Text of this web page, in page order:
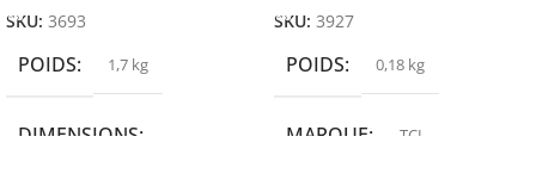
SKU: 3693
POIDS 1,7 kg
DIMENSIONS
SKU: 3927
POIDS 0,18 kg
MARQUE TCL